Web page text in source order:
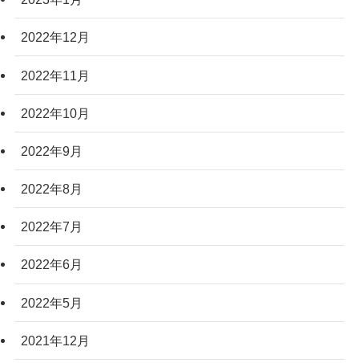
2022年12月
2022年11月
2022年10月
2022年9月
2022年8月
2022年7月
2022年6月
2022年5月
2021年12月